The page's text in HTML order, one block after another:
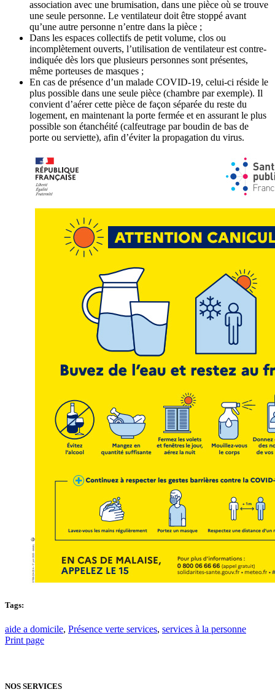
association avec une brumisation, dans une pièce où se trouve
une seule personne. Le ventilateur doit être stoppé avant
qu’une autre personne n’entre dans la pièce ;
Dans les espaces collectifs de petit volume, clos ou
incomplètement ouverts, l’utilisation de ventilateur est contre-
indiquée dès lors que plusieurs personnes sont présentes,
même porteuses de masques ;
En cas de présence d’un malade COVID-19, celui-ci réside le
plus possible dans une seule pièce (chambre par exemple). Il
convient d’aérer cette pièce de façon séparée du reste du
logement, en maintenant la porte fermée et en assurant le plus
possible son étanchéité (calfeutrage par boudin de bas de
porte ou serviette), afin d’éviter la propagation du virus.
Tags:
aide a domicile, Présence verte services, services à la personne
Print page
NOS SERVICES